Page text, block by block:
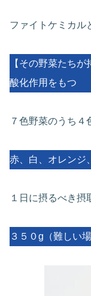
ファイトケミカル
【その野菜たち
酸化作用をもつ
７色野菜のうち４
赤、白、オレンジ
１日に摂るべき摂
３５０g（難しい